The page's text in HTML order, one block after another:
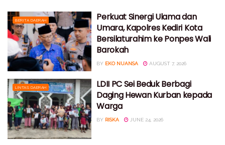
BERITA DAERAH
Perkuat Sinergi Ulama dan
Umara, Kapolres Kediri Kota
Bersilaturahim ke Ponpes Wali
Barokah
BY EKO NUANSA AUGUST 7, 2026
LINTAS DAERAH
LDII PC Sei Beduk Berbagi
Daging Hewan Kurban kepada
Warga
BY RISKA JUNE 24, 2026